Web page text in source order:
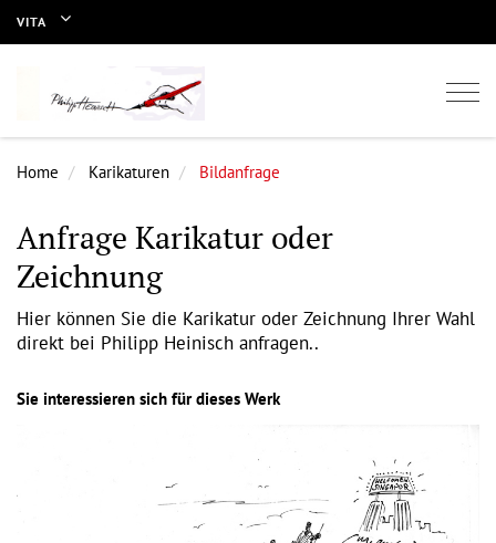
VITA
Home Karikaturen Bildanfrage
Anfrage Karikatur oder
Zeichnung
Hier können Sie die Karikatur oder Zeichnung Ihrer Wahl
direkt bei Philipp Heinisch anfragen..
Sie interessieren sich für dieses Werk